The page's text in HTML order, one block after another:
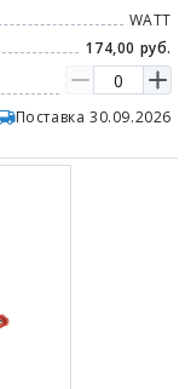
WATT
174,00 руб.
Поставка 30.09.2026